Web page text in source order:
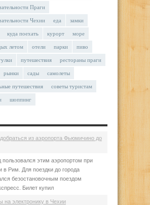
Праги
Чехии еда замки
куда поехать курорт море
летом отели парки пиво
путешествия рестораны праги
рынки сады самолеты
путешествия советы туристам
шоппинг
добраться из аэропорта Фьюмичино до
пользовался этим аэропортом при
в Рим. Для поездки до города
безостановочным поездом
Билет купил
на электронику в Чехии